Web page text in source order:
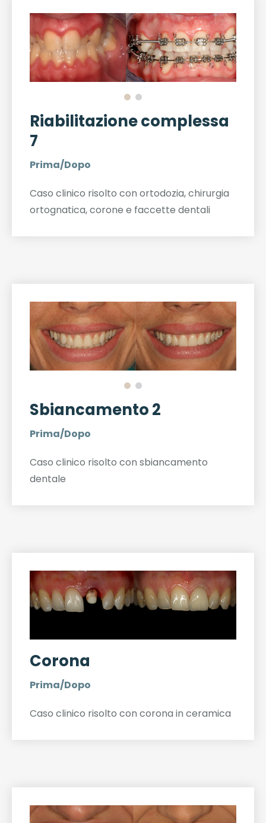
Riabilitazione complessa
7
Prima/Dopo
Caso clinico risolto con ortodozia, chirurgia
ortognatica, corone e faccette dentali
Sbiancamento 2
Prima/Dopo
Caso clinico risolto con sbiancamento
dentale
Corona
Prima/Dopo
Caso clinico risolto con corona in ceramica